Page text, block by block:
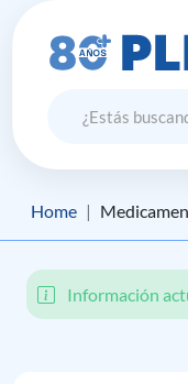
Home
Información